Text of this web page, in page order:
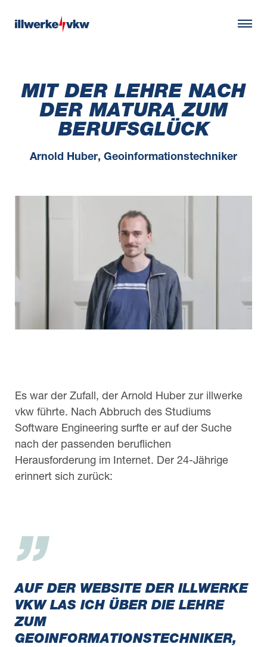
MIT DER LEHRE NACH
DER MATURA ZUM
BERUFSGLÜCK
Arnold Huber, Geoinformationstechniker
Es war der Zufall, der Arnold Huber zur illwerke
vkw führte. Nach Abbruch des Studiums
Software Engineering surfte er auf der Suche
nach der passenden beruflichen
Herausforderung im Internet. Der 24-Jährige
erinnert sich zurück:
AUF DER WEBSITE DER ILLWERKE
VKW LAS ICH ÜBER DIE LEHRE
ZUM
GEOINFORMATIONSTECHNIKER,